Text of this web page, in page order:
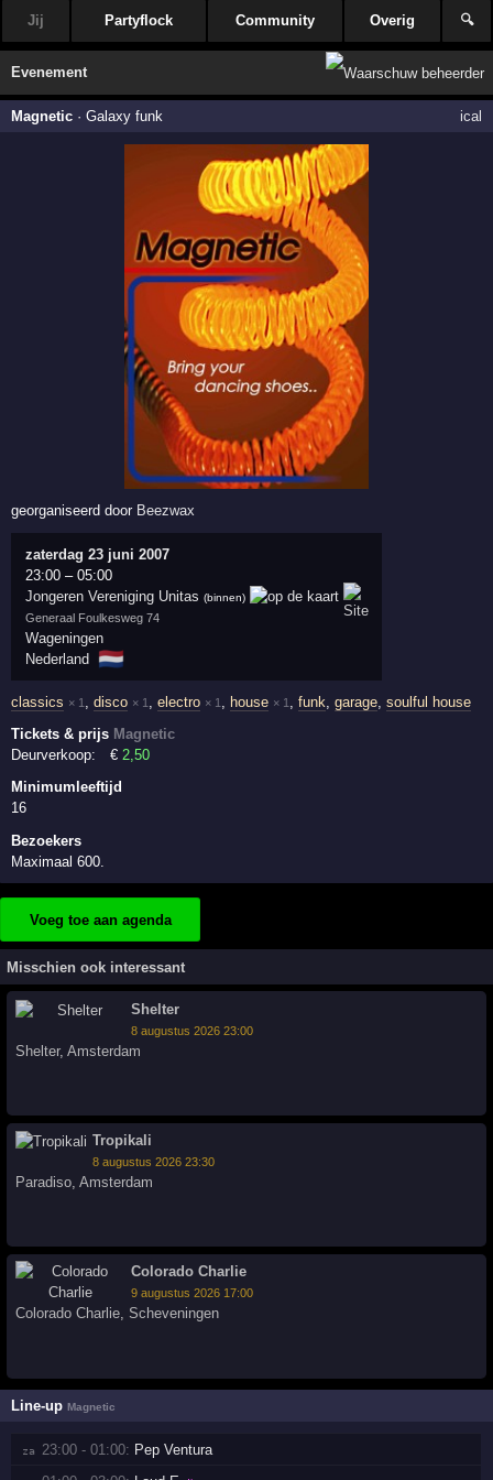
Jij Partyflock Community Overig 🔍
Evenement
Magnetic ·Galaxy funk ical
georganiseerd door Beezwax
zaterdag 23 juni 2007
23:00 –05:00
Jongeren Vereniging Unitas (binnen)
Generaal Foulkesweg 74
Wageningen
Nederland 🇳🇱
classics × 1 ,disco × 1 ,electro × 1 house × 1 ,funk ,garage ,soulful house
Tickets & prijs Magnetic
Deurverkoop:
€2,50
Minimumleeftijd
16
Bezoekers
Maximaal 600.
Voeg toe aan agenda
Misschien ook interessant
Shelter
8 augustus 2026 23:00
Shelter,Amsterdam
Tropikali
8 augustus 2026 23:30
Paradiso ,Amsterdam
Colorado Charlie
9 augustus 2026 17:00
Colorado Charlie,Scheveningen
Line-upMagnetic
za 23:00 - 01:00: Pep Ventura